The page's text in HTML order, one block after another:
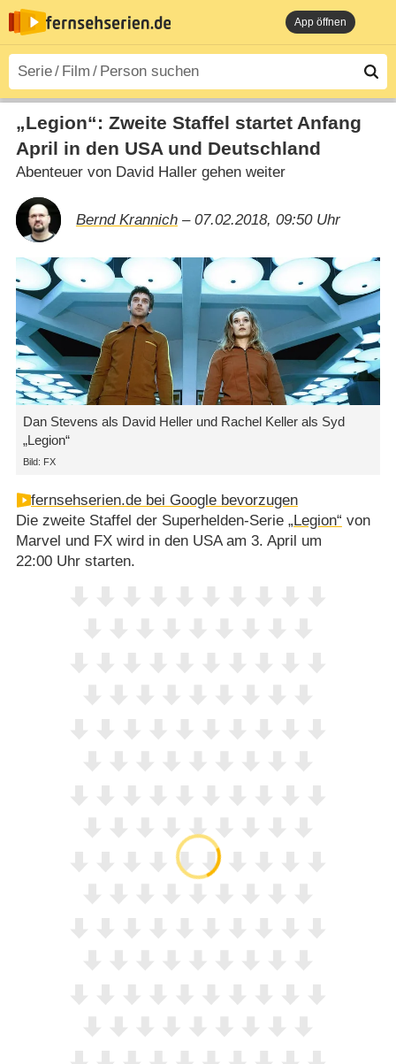
App öffnen
„Legion“: Zweite Staffel startet Anfang
April in den USA und Deutschland
Abenteuer von David Haller gehen weiter
Bernd Krannich– 07.02.2018, 09:50 Uhr
Dan Stevens als David Heller und Rachel Keller als Syd
„Legion“
Bild: FX
fernsehserien.de bei Google bevorzugen
Die zweite Staffel der Superhelden-Serie „Legion“ von
Marvel und FX wird in den USA am 3. April um
22:00 Uhr starten.